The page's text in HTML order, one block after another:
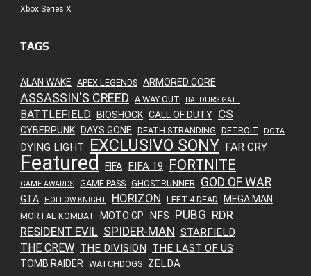
Xbox Series X
TAGS
ALAN WAKE APEX LEGENDS ARMORED CORE
ASSASSIN'S CREED A WAY OUT BALDURS GATE
BATTLEFIELD BIOSHOCK CALL OF DUTY CS
CYBERPUNK DAYS GONE DEATH STRANDING DETROIT DOTA
DYING LIGHT EXCLUSIVO SONY FAR CRY
Featured FIFA FIFA 19 FORTNITE
GAME AWARDS GAME PASS GHOSTRUNNER GOD OF WAR
GTA HOLLOW KNIGHT HORIZON LEFT 4 DEAD MEGA MAN
MORTAL KOMBAT MOTO GP NFS PUBG RDR
RESIDENT EVIL SPIDER-MAN STARFIELD
THE CREW THE DIVISION THE LAST OF US
TOMB RAIDER WATCHDOGS ZELDA